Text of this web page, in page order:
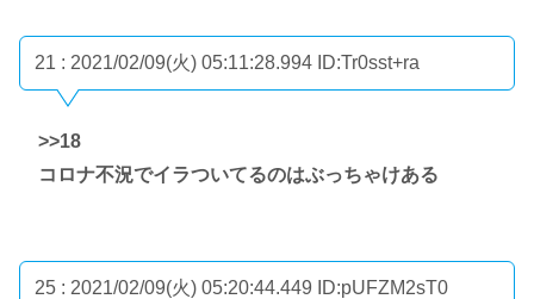
21 : 2021/02/09(火) 05:11:28.994 ID:Tr0sst+ra
>>18
コロナ不況でイラついてるのはぶっちゃけある
25 : 2021/02/09(火) 05:20:44.449 ID:pUFZM2sT0